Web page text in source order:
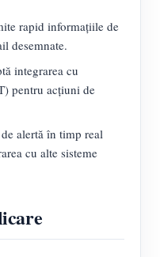
rapid informațiile de
desemnate.
integrarea cu
pentru acțiuni de
alertă în timp real
cu alte sisteme